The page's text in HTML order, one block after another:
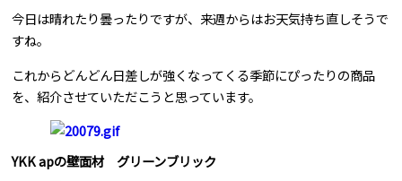
合せはこちら
今日は晴れたり曇ったりですが、来週からはお天気持ち直しそうで
すね。
これからどんどん日差しが強くなってくる季節にぴったりの商品
を、紹介させていただこうと思っています。
YKK apの壁面材 グリーンブリック